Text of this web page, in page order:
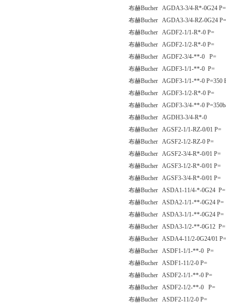
布赫Bucher AGDA3-3/4-R*-0G24
布赫Bucher AGDA3-3/4-RZ-0G24 P=
布赫Bucher AGDF2-1/1-R*-0 P=
布赫Bucher AGDF2-1/2-R*-0 P=
布赫Bucher AGDF2-3/4-**-0 P=
布赫Bucher AGDF3-1/1-**-0 P=
布赫Bucher AGDF3-1/1-**-0 P=350
布赫Bucher AGDF3-1/2-R*-0 P=
布赫Bucher AGDF3-3/4-**-0
布赫Bucher AGDH3-3/4-R*-0
布赫Bucher AGSF2-1/1-RZ-0/01 P=
布赫Bucher AGSF2-1/2-RZ-0 P=
布赫Bucher AGSF2-3/4-R*-0/01 P=
布赫Bucher AGSF3-1/2-R*-0/01 P=
布赫Bucher AGSF3-3/4-R*-0/01 P=
布赫Bucher ASDA1-11/4-*-0G24 P=
布赫Bucher ASDA2-1/1-**-0G24 P=
布赫Bucher ASDA3-1/1-**-0G24 P=
布赫Bucher ASDA3-1/2-**-0G12 P=
布赫Bucher ASDA4-11/2-0G24/01 P=
布赫Bucher ASDF1-1/1-**-0 P=
布赫Bucher ASDF1-11/2-0 P=
布赫Bucher ASDF2-1/1-**-0 P=
布赫Bucher ASDF2-1/2-**-0 P=
布赫Bucher ASDF2-11/2-0 P=